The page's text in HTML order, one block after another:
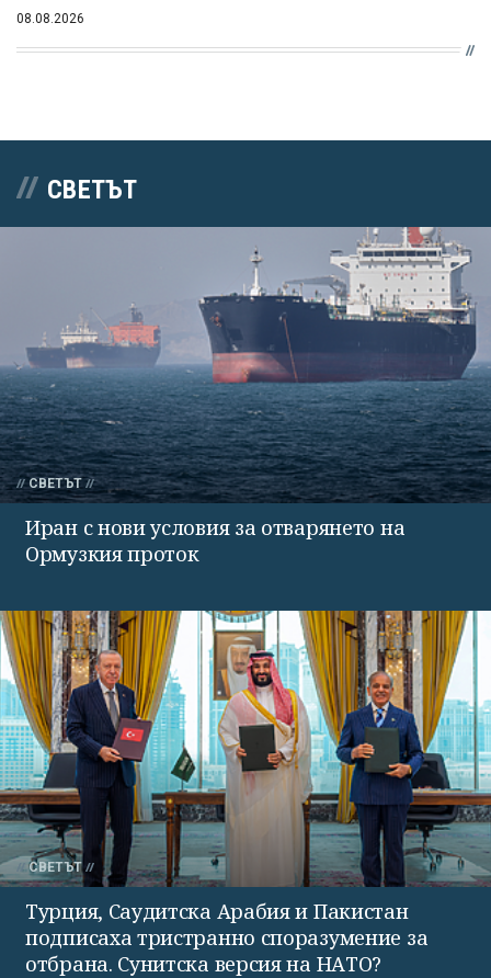
08.08.2026
СВЕТЪТ
СВЕТЪТ
Иран с нови условия за отварянето на
Ормузкия проток
СВЕТЪТ
Турция, Саудитска Арабия и Пакистан
подписаха тристранно споразумение за
отбрана. Сунитска версия на НАТО?